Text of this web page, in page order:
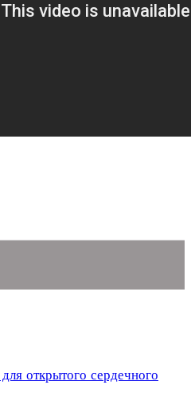
открытого сердечного